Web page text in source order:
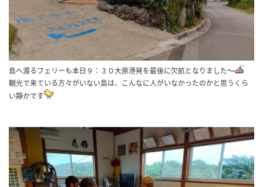
島へ渡るフェリーも本日９：３０大原港発を最後に欠航となりました～
観光で来ている方々がいない島は、こんなに人がいなかったのかと思うくら
い靜かです